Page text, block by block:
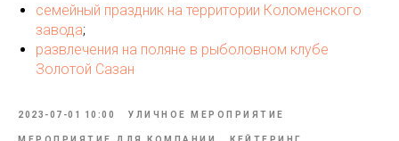
семейный праздник на территории Коломенского
завода;
развлечения на поляне в рыболовном клубе
Золотой Сазан
2023-07-01 10:00 УЛИЧНОЕ МЕРОПРИЯТИЕ